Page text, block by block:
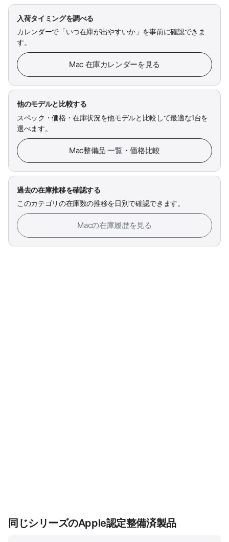
入荷タイミングを調べる
カレンダーで「いつ在庫が出やすいか」を事前に確認できま
す。
Mac 在庫カレンダーを見る
他のモデルと比較する
スペック・価格・在庫状況を他モデルと比較して最適な1台を
選べます。
Mac整備品 一覧・価格比較
過去の在庫推移を確認する
このカテゴリの在庫数の推移を日別で確認できます。
Macの在庫履歴を見る
同じシリーズのApple認定整備済製品